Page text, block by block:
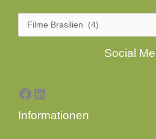
Social
Facebook
LinkedIn
Informationen